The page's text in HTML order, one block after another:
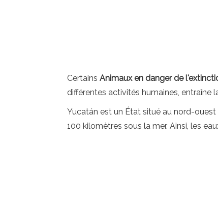
Certains Animaux en danger de
différentes activités humaines, entraîne
Yucatán est un État situé au nord-
100 kilomètres sous la mer. Ainsi, les